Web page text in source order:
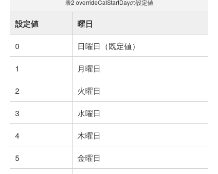
表2 overrideCalStartDayの設定値
設定値
曜日
0
日曜日（既定値）
1
月曜日
2
火曜日
3
水曜日
4
木曜日
5
金曜日